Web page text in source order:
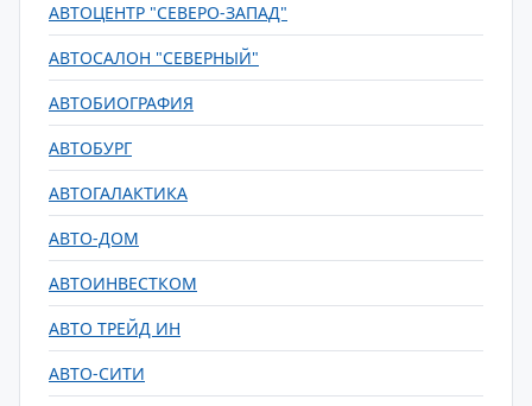
АВТОЦЕНТР "СЕВЕРО-ЗАПАД"
АВТОСАЛОН "СЕВЕРНЫЙ"
АВТОБИОГРАФИЯ
АВТОБУРГ
АВТОГАЛАКТИКА
АВТО-ДОМ
АВТОИНВЕСТКОМ
АВТО ТРЕЙД ИН
АВТО-СИТИ